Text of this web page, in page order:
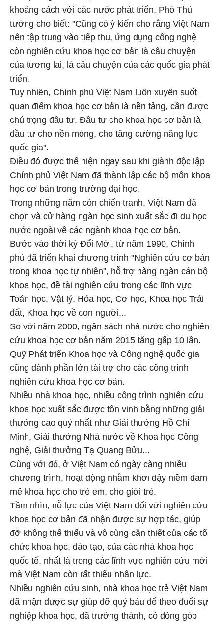
khoảng cách với các nước phát triển, Phó Thủ
tướng cho biết: "Cũng có ý kiến cho rằng Việt Nam
nên tập trung vào tiếp thu, ứng dụng công nghệ
còn nghiên cứu khoa học cơ bản là câu chuyện
của tương lai, là câu chuyện của các quốc gia phát
triển.
Tuy nhiên, Chính phủ Việt Nam luôn xuyên suốt
quan điểm khoa học cơ bản là nền tảng, cần được
chú trọng đầu tư. Đầu tư cho khoa học cơ bản là
đầu tư cho nền móng, cho tăng cường năng lực
quốc gia".
Điều đó được thể hiện ngay sau khi giành độc lập
Chính phủ Việt Nam đã thành lập các bộ môn khoa
học cơ bản trong trường đại học.
Trong những năm còn chiến tranh, Việt Nam đã
chọn và cử hàng ngàn học sinh xuất sắc đi du học
nước ngoài về các ngành khoa học cơ bản.
Bước vào thời kỳ Đổi Mới, từ năm 1990, Chính
phủ đã triển khai chương trình "Nghiên cứu cơ bản
trong khoa học tự nhiên", hỗ trợ hàng ngàn cán bộ
khoa học, đề tài nghiên cứu trong các lĩnh vực
Toán học, Vật lý, Hóa học, Cơ học, Khoa học Trái
đất, Khoa học về con người...
So với năm 2000, ngân sách nhà nước cho nghiên
cứu khoa học cơ bản năm 2015 tăng gấp 10 lần.
Quỹ Phát triển Khoa học và Công nghệ quốc gia
cũng dành phần lớn tài trợ cho các công trình
nghiên cứu khoa học cơ bản.
Nhiều nhà khoa học, nhiều công trình nghiên cứu
khoa học xuất sắc được tôn vinh bằng những giải
thưởng cao quý nhất như Giải thưởng Hồ Chí
Minh, Giải thưởng Nhà nước về Khoa học Công
nghệ, Giải thưởng Tạ Quang Bửu...
Cùng với đó, ở Việt Nam có ngày càng nhiều
chương trình, hoạt động nhằm khơi dậy niềm đam
mê khoa học cho trẻ em, cho giới trẻ.
Tầm nhìn, nỗ lực của Việt Nam đối với nghiên cứu
khoa học cơ bản đã nhận được sự hợp tác, giúp
đỡ không thể thiếu và vô cùng cần thiết của các tổ
chức khoa học, đào tạo, của các nhà khoa học
quốc tế, nhất là trong các lĩnh vực nghiên cứu mới
mà Việt Nam còn rất thiếu nhân lực.
Nhiều nghiên cứu sinh, nhà khoa học trẻ Việt Nam
đã nhận được sự giúp đỡ quý báu để theo đuổi sự
nghiệp khoa học, đã trưởng thành, có đóng góp